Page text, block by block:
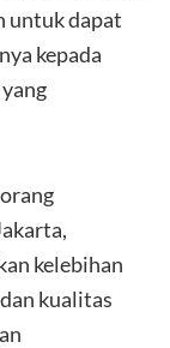
untuk dapat
kepada
kelebihan
kualitas